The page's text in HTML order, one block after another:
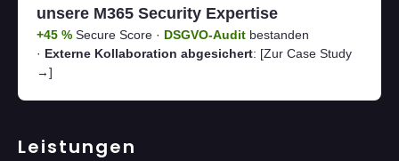
unsere M365 Security Expertise
+45 % Secure Score · DSGVO-Audit bestanden
· Externe Kollaboration abgesichert: [Zur Case Study
→]
Leistungen